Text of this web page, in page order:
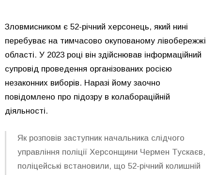
Зловмисником є 52-річний херсонець, який нині
перебуває на тимчасово окупованому лівобережжі
області. У 2023 році він здійснював інформаційний
супровід проведення організованих росією
незаконних виборів. Наразі йому заочно
повідомлено про підозру в колабораційній
діяльності.
Як розповів заступник начальника слідчого
управління поліції Херсонщини Чермен Тускаєв,
поліцейські встановили, що 52-річний колишній